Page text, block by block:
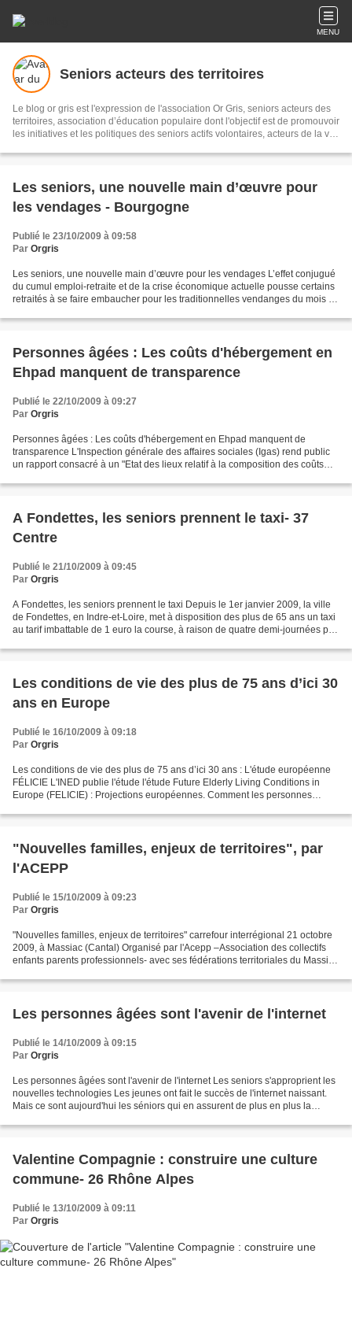
MENU
Seniors acteurs des territoires
Le blog or gris est l'expression de l'association Or Gris, seniors acteurs des
territoires, association d’éducation populaire dont l'objectif est de promouvoir
les initiatives et les politiques des seniors actifs volontaires, acteurs de la vie
territoires. Il s'agit de recueillir et diffuser initiatives et informations sur le
Les seniors, une nouvelle main d’œuvre pour
les vendages - Bourgogne
Publié le 23/10/2009 à 09:58
Par Orgris
Les seniors, une nouvelle main d’œuvre pour les vendages L’effet conjugué
du cumul emploi-retraite et de la crise économique actuelle pousse certains
retraités à se faire embaucher pour les traditionnelles vendanges du mois de
Personnes âgées : Les coûts d'hébergement en
Ehpad manquent de transparence
Publié le 22/10/2009 à 09:27
Par Orgris
Personnes âgées : Les coûts d'hébergement en Ehpad manquent de
transparence L'Inspection générale des affaires sociales (Igas) rend public
un rapport consacré à un "Etat des lieux relatif à la composition des coûts
A Fondettes, les seniors prennent le taxi- 37
Centre
Publié le 21/10/2009 à 09:45
Par Orgris
A Fondettes, les seniors prennent le taxi Depuis le 1er janvier 2009, la ville
de Fondettes, en Indre-et-Loire, met à disposition des plus de 65 ans un taxi
au tarif imbattable de 1 euro la course, à raison de quatre demi-journées par
Les conditions de vie des plus de 75 ans d’ici 30
ans en Europe
Publié le 16/10/2009 à 09:18
Par Orgris
Les conditions de vie des plus de 75 ans d’ici 30 ans : L'étude européenne
FÉLICIE L'INED publie l'étude l'étude Future Elderly Living Conditions in
Europe (FELICIE) : Projections européennes. Comment les personnes
"Nouvelles familles, enjeux de territoires", par
l'ACEPP
Publié le 15/10/2009 à 09:23
Par Orgris
"Nouvelles familles, enjeux de territoires" carrefour interrégional 21 octobre
2009, à Massiac (Cantal) Organisé par l'Acepp –Association des collectifs
enfants parents professionnels- avec ses fédérations territoriales du Massif
Les personnes âgées sont l'avenir de l'internet
Publié le 14/10/2009 à 09:15
Par Orgris
Les personnes âgées sont l'avenir de l'internet Les seniors s'approprient les
nouvelles technologies Les jeunes ont fait le succès de l'internet naissant.
Mais ce sont aujourd'hui les séniors qui en assurent de plus en plus la
Valentine Compagnie : construire une culture
commune- 26 Rhône Alpes
Publié le 13/10/2009 à 09:11
Par Orgris